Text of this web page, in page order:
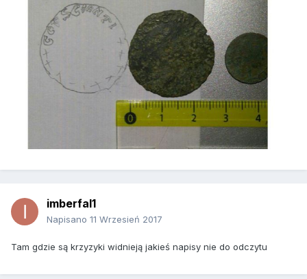
imberfal1
Napisano 11 Wrzesień 2017
Tam gdzie są krzyzyki widnieją jakieś napisy nie do odczytu